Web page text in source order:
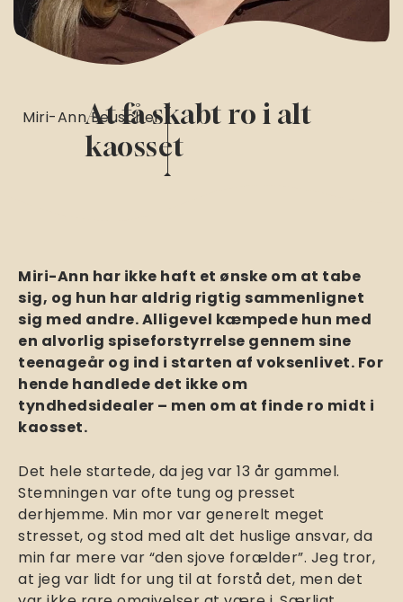
At få skabt ro i alt
kaosset
Miri-Ann Beuschel
Miri-Ann har ikke haft et ønske om at tabe
sig, og hun har aldrig rigtig sammenlignet
sig med andre. Alligevel kæmpede hun med
en alvorlig spiseforstyrrelse gennem sine
teenageår og ind i starten af voksenlivet. For
hende handlede det ikke om
tyndhedsidealer – men om at finde ro midt i
kaosset.
Det hele startede, da jeg var 13 år gammel.
Stemningen var ofte tung og presset
derhjemme. Min mor var generelt meget
stresset, og stod med alt det huslige ansvar, da
min far mere var “den sjove forælder”. Jeg tror,
at jeg var lidt for ung til at forstå det, men det